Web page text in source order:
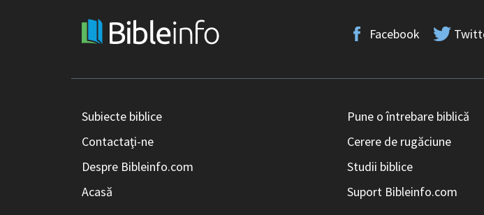
Facebook
Subiecte biblice
Contactaţi-ne
Despre Bibleinfo.com
Acasă
Pune o întrebare biblică
Cerere de rugăciune
Studii biblice
Suport Bibleinfo.com